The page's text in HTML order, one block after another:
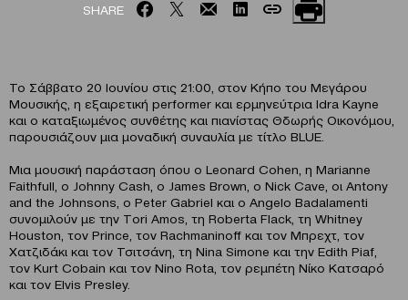
SHARE
Το Σάββατο 20 Ιουνίου στις 21:00, στον Κήπο του Μεγάρου
Μουσικής, η εξαιρετική performer και ερμηνεύτρια Idra Kayne
και ο καταξιωμένος συνθέτης και πιανίστας Θδωρής Οικονόμου,
παρουσιάζουν μια μοναδική συναυλία με τίτλο BLUE.
Μια μουσική παράσταση όπου ο Leonard Cohen, η Marianne
Faithfull, o Johnny Cash, o James Brown, ο Nick Cave, oι Antony
and the Johnsons, o Peter Gabriel και ο Angelo Badalamenti
συνομιλούν με την Τori Amos, τη Roberta Flack, τη Whitney
Houston, τον Prince, τον Rachmaninoff και τον Μπρεχτ, τον
Χατζιδάκι και τον Τσιτσάνη, τη Nina Simone και την Edith Piaf,
τον Kurt Cobain και τον Nino Rota, τον ρεμπέτη Νίκο Κατσαρό
και τον Elvis Presley.